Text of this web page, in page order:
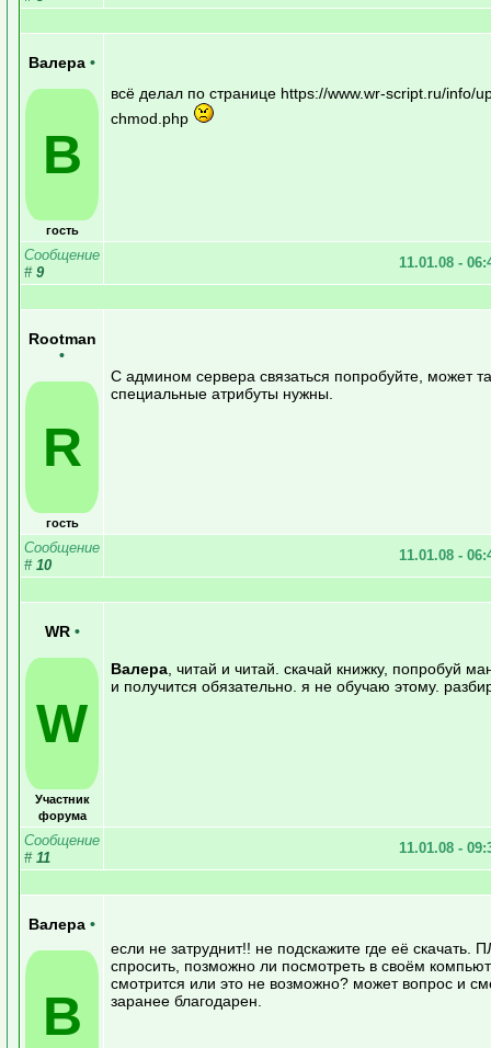
Валера •
В
гость
всё делал по странице https://www.wr-script.ru/info/
chmod.php
Сообщение
# 9
11.01.08 -
Rootman
•
R
гость
С админом сервера связаться попробуйте, может
специальные атрибуты нужны.
Сообщение
# 10
11.01.08 -
WR •
W
Участник
форума
Валера , читай и читай. скачай книжку, попробуй
и получится обязательно. я не обучаю этому.
Сообщение
# 11
11.01.08 -
Валера •
В
если не затруднит!! не подскажите где её скачать.
спросить, позможно ли посмотреть в своём
смотрится или это не возможно? может вопрос и
заранее благодарен.